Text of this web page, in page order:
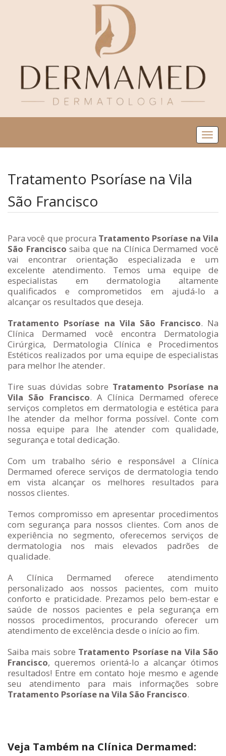
Tratamento Psoríase na Vila
São Francisco
Para você que procura Tratamento Psoríase na Vila
São Francisco saiba que na Clínica Dermamed você
vai encontrar orientação especializada e um
excelente atendimento. Temos uma equipe de
especialistas em dermatologia altamente
qualificados e comprometidos em ajudá-lo a
alcançar os resultados que deseja.
Tratamento Psoríase na Vila São Francisco. Na
Clínica Dermamed você encontra Dermatologia
Cirúrgica, Dermatologia Clínica e Procedimentos
Estéticos realizados por uma equipe de especialistas
para melhor lhe atender.
Tire suas dúvidas sobre Tratamento Psoríase na
Vila São Francisco. A Clínica Dermamed oferece
serviços completos em dermatologia e estética para
lhe atender da melhor forma possível. Conte com
nossa equipe para lhe atender com qualidade,
segurança e total dedicação.
Com um trabalho sério e responsável a Clínica
Dermamed oferece serviços de dermatologia tendo
em vista alcançar os melhores resultados para
nossos clientes.
Temos compromisso em apresentar procedimentos
com segurança para nossos clientes. Com anos de
experiência no segmento, oferecemos serviços de
dermatologia nos mais elevados padrões de
qualidade.
A Clínica Dermamed oferece atendimento
personalizado aos nossos pacientes, com muito
conforto e praticidade. Prezamos pelo bem-estar e
saúde de nossos pacientes e pela segurança em
nossos procedimentos, procurando oferecer um
atendimento de excelência desde o início ao fim.
Saiba mais sobre Tratamento Psoríase na Vila São
Francisco, queremos orientá-lo a alcançar ótimos
resultados! Entre em contato hoje mesmo e agende
seu atendimento para mais informações sobre
Tratamento Psoríase na Vila São Francisco.
Veja Também na Clínica Dermamed: